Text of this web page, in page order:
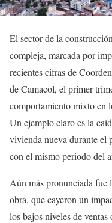
El sector de la
compleja, marcada por
recientes cifras de
de Camacol, el primer
comportamiento mixto en
Un ejemplo claro es la
vivienda nueva durante el
con el mismo periodo del
Aún más pronunciada fue
obra, que cayeron un
los bajos niveles de ventas